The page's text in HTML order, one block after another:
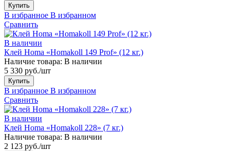
Купить
В избранное В избранном
Сравнить
В наличии
Клей Homa «Homakoll 149 Prof» (12 кг.)
Наличие товара: В наличии
5 330 руб./шт
Купить
В избранное В избранном
Сравнить
В наличии
Клей Homa «Homakoll 228» (7 кг.)
Наличие товара: В наличии
2 123 руб./шт